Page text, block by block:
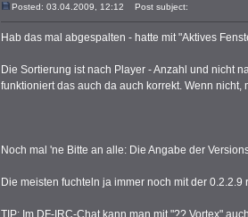
Posted: 03.04.2009, 12:12 Post subject:
Hab das mal abgespalten - hatte mit "Aktives
Die Sortierung ist nach Player - Anzahl und nicht
funktioniert das auch da auch korrekt. Wenn nicht,
Noch mal 'ne Bitte an alle: Die Angabe der
Die meisten fuchteln ja immer noch mit der
TIP: Im DF-IRC-Chat kann man mit "?? Vortex"